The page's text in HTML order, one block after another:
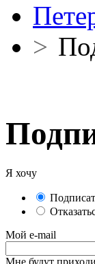
>
Я хочу
Мой e-mail
Мне будут